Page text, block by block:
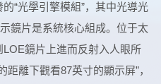
“光學引擎模組”，其中光導光
鏡片是系統核心組成。位于太
鏡片上進而反射入人眼所
離下觀看87英寸的顯示屏”，